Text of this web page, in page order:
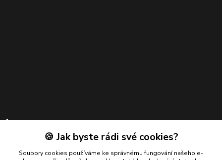
Kontakty
+420 739 924 550
🍪 Jak byste rádi své cookies?
Soubory cookies používáme ke správnému fungování našeho e-